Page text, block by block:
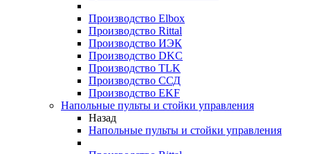
Производство Elbox
Производство Rittal
Производство ИЭК
Производство DKC
Производство TLK
Производство ССД
Производство EKF
Напольные пульты и стойки управления
Назад
Напольные пульты и стойки управления